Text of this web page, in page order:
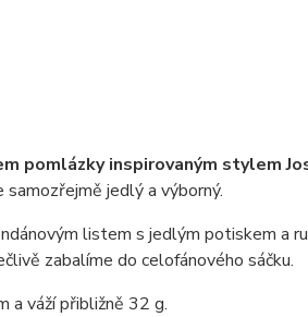
pomlázky inspirovaným stylem
samozřejmě jedlý a výborný.
listem s jedlým potiskem a
zabalíme do celofánového sáčku.
a váží přibližně 32 g.